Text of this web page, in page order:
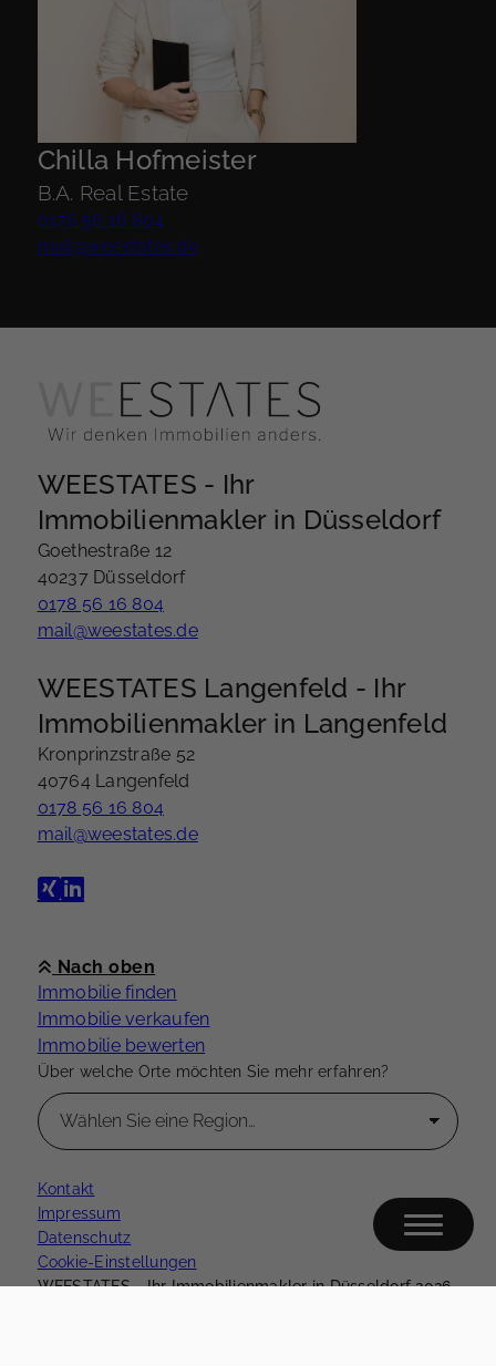
Chilla Hofmeister
B.A. Real Estate
0178 56 16 804
mail@weestates.de
WEESTATES - Ihr
Immobilienmakler in Düsseldorf
Goethestraße 12
40237 Düsseldorf
0178 56 16 804
mail@weestates.de
WEESTATES Langenfeld - Ihr
Immobilienmakler in Langenfeld
Kronprinzstraße 52
40764 Langenfeld
0178 56 16 804
mail@weestates.de
Über welche Orte möchten Sie mehr erfahren?
Nach oben
Immobilie finden
Immobilie verkaufen
Immobilie bewerten
Kontakt
Impressum
Datenschutz
Cookie-Einstellungen
WEESTATES - Ihr Immobilienmakler in Düsseldorf 2026